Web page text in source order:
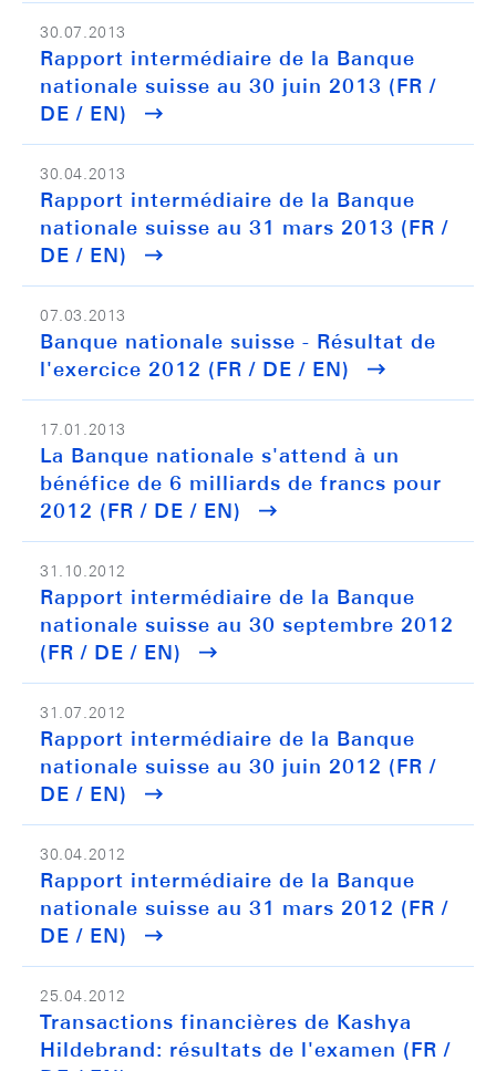
30.07.2013
Rapport intermédiaire de la Banque
nationale suisse au 30 juin 2013 (FR /
DE / EN)
30.04.2013
Rapport intermédiaire de la Banque
nationale suisse au 31 mars 2013 (FR /
DE / EN)
07.03.2013
Banque nationale suisse - Résultat de
l'exercice 2012 (FR / DE / EN)
17.01.2013
La Banque nationale s'attend à un
bénéfice de 6 milliards de francs pour
2012 (FR / DE / EN)
31.10.2012
Rapport intermédiaire de la Banque
nationale suisse au 30 septembre 2012
(FR / DE / EN)
31.07.2012
Rapport intermédiaire de la Banque
nationale suisse au 30 juin 2012 (FR /
DE / EN)
30.04.2012
Rapport intermédiaire de la Banque
nationale suisse au 31 mars 2012 (FR /
DE / EN)
25.04.2012
Transactions financières de Kashya
Hildebrand: résultats de l'examen (FR /